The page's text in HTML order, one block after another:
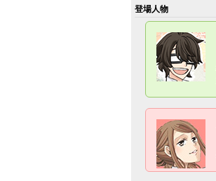
登場人物